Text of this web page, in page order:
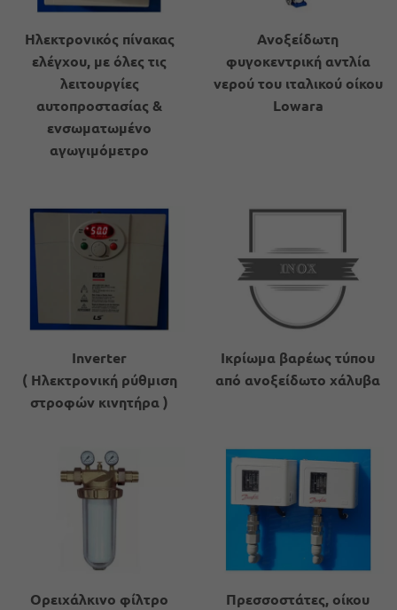
Ηλεκτρονικός πίνακας
ελέγχου, με όλες τις
λειτουργίες
αυτοπροστασίας &
ενσωματωμένο
αγωγιμόμετρο
Ανοξείδωτη
φυγοκεντρική αντλία
νερού του ιταλικού οίκου
Lowara
Inverter
( Ηλεκτρονική ρύθμιση
στροφών κινητήρα )
Ικρίωμα βαρέως τύπου
από ανοξείδωτο χάλυβα
Ορειχάλκινο φίλτρο
Πρεσσοστάτες, οίκου